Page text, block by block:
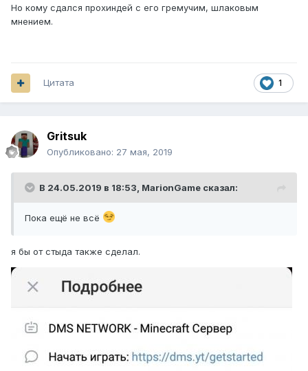
Но кому сдался прохиндей с его гремучим, шлаковым
мнением.
1
Цитата
Gritsuk
Опубликовано: 27 мая, 2019
В 24.05.2019 в 18:53, MarionGame сказал:
Пока ещё не всё
я бы от стыда также сделал.